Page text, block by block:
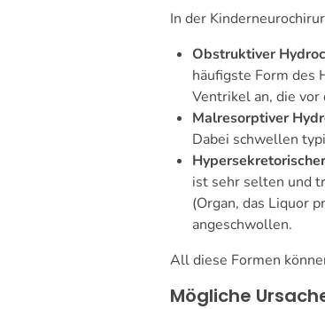
In der
Obstruktiver
häufigste Form des
Ventrikel an, die
Malresorptiver
Dabei schwellen
ist sehr selten und
(Organ, das Liquor
angeschwollen.
All diese Formen
Mögliche